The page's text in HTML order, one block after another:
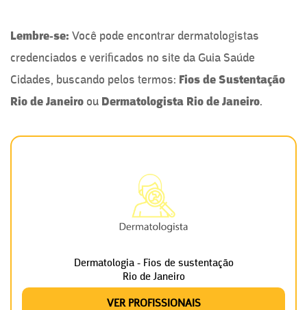
Lembre-se: Você pode encontrar dermatologistas
credenciados e verificados no site da Guia Saúde
Cidades, buscando pelos termos: Fios de Sustentação
Rio de Janeiro ou Dermatologista Rio de Janeiro.
Dermatologia - Fios de sustentação
Rio de Janeiro
VER PROFISSIONAIS